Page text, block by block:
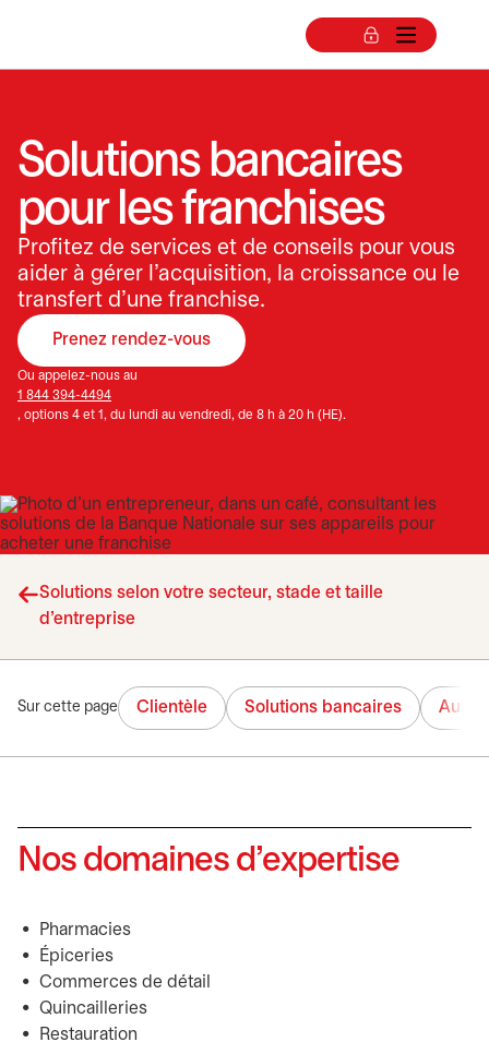
Solutions bancaires
pour les franchises
Profitez de services et de conseils pour vous
aider à gérer l’acquisition, la croissance ou le
transfert d’une franchise.
Prenez rendez-vouss’ouvre dans un nouvel onglet
Ou appelez-nous au
1 844 394-4494
, options 4 et 1, du lundi au vendredi, de 8 h à 20 h (HE).
Solutions selon votre secteur, stade et taille
d’entreprise
Sur cette page Clientèle Solutions bancaires
Nos domaines d’expertise
Pharmacies
Épiceries
Commerces de détail
Quincailleries
Restauration